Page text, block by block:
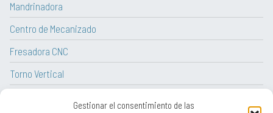
Gestionar el consentimiento de las
Mandrinadora
Centro de Mecanizado
Fresadora CNC
Torno Vertical